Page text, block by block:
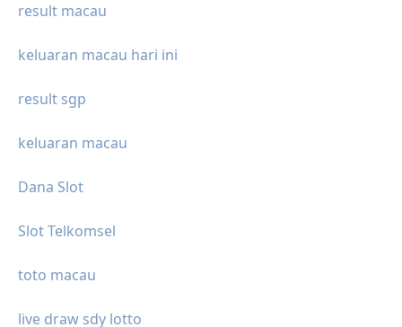
result macau
keluaran macau hari ini
result sgp
keluaran macau
Dana Slot
Slot Telkomsel
toto macau
live draw sdy lotto